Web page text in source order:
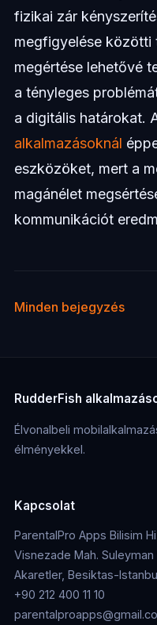
fizikai zár
megfigyelése közötti
megértése lehetővé
a tényleges
a digitális határokat.
alkalmazásoknál
eszközöket, mert a
magánélet
kommunikációt
Minden bejegyzés
RudderFish
Élvonalbeli
élményekkel.
Kapcsolat
ParentalPro Apps Bilisim
Visnezade Mah. Suleyman
Akaretler, Besiktas-
+90 212 400 11 10